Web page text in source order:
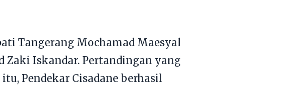
Tangerang Mochamad Maesyal
Zaki Iskandar. Pertandingan yang
Pendekar Cisadane berhasil